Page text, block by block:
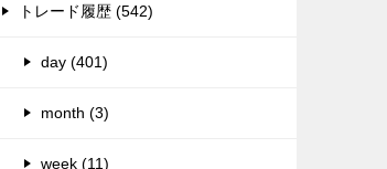
トレード履歴 (542)
day (401)
month (3)
week (11)